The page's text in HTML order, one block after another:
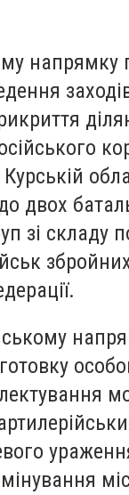
напрямку
двох
зі складу